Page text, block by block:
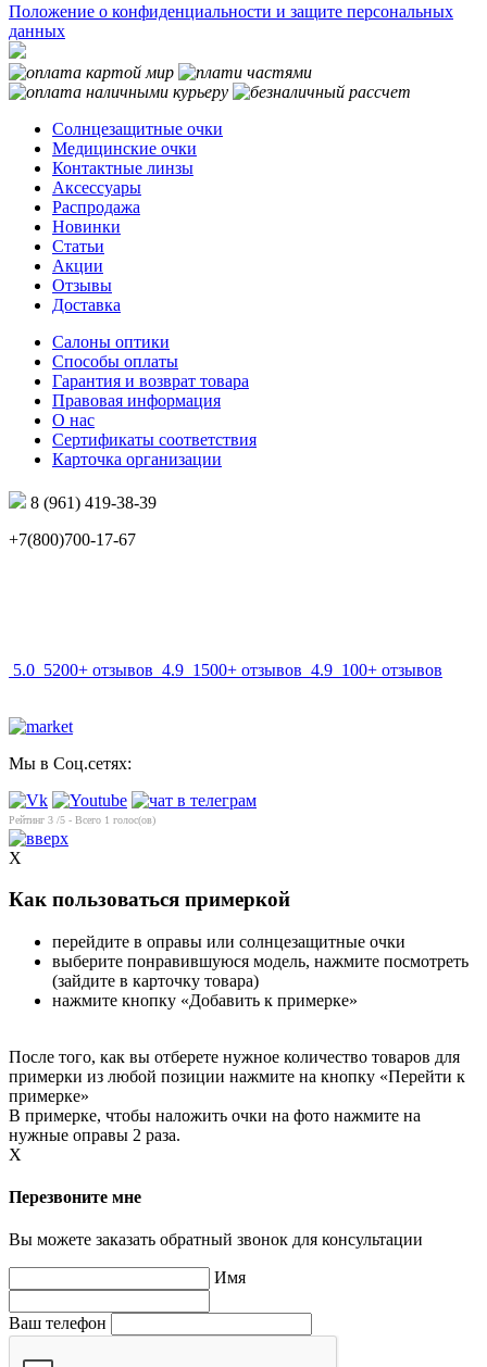
Положение о конфиденциальности и защите персональных
данных
Солнцезащитные очки
Медицинские очки
Контактные линзы
Аксессуары
Распродажа
Новинки
Статьи
Акции
Отзывы
Доставка
Салоны оптики
Способы оплаты
Гарантия и возврат товара
Правовая информация
О нас
Сертификаты соответствия
Карточка организации
8 (961) 419-38-39
+7(800)700-17-67
5.0 5200+ отзывов 4.9 1500+ отзывов 4.9 100+ отзывов
Мы в Соц.сетях:
Рейтинг 3 /5 - Всего 1 голос(ов)
X
Как пользоваться примеркой
перейдите в оправы или солнцезащитные очки
выберите понравившуюся модель, нажмите посмотреть
(зайдите в карточку товара)
нажмите кнопку «Добавить к примерке»
После того, как вы отберете нужное количество товаров для
примерки из любой позиции нажмите на кнопку «Перейти к
примерке»
В примерке, чтобы наложить очки на фото нажмите на
нужные оправы 2 раза.
X
Перезвоните мне
Вы можете заказать обратный звонок для консультации
Имя
Ваш телефон